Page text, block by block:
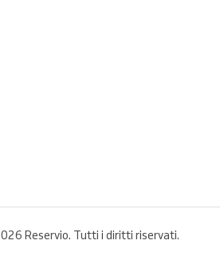
Reservio. Tutti i diritti riservati.